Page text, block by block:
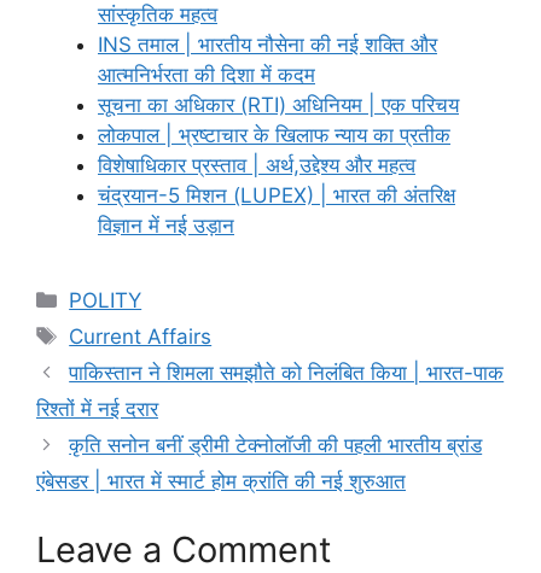
सांस्कृतिक महत्व
INS तमाल | भारतीय नौसेना की नई शक्ति और
आत्मनिर्भरता की दिशा में कदम
सूचना का अधिकार (RTI) अधिनियम | एक परिचय
लोकपाल | भ्रष्टाचार के खिलाफ न्याय का प्रतीक
विशेषाधिकार प्रस्ताव | अर्थ,उद्देश्य और महत्व
चंद्रयान-5 मिशन (LUPEX) | भारत की अंतरिक्ष
विज्ञान में नई उड़ान
Categories
POLITY
Tags
Current Affairs
पाकिस्तान ने शिमला समझौते को निलंबित किया | भारत-पाक
रिश्तों में नई दरार
कृति सनोन बनीं ड्रीमी टेक्नोलॉजी की पहली भारतीय ब्रांड
एंबेसडर | भारत में स्मार्ट होम क्रांति की नई शुरुआत
Leave a Comment